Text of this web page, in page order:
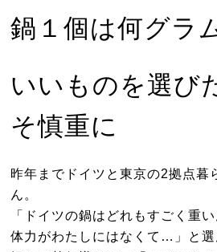
鍋１個は何グラ
いいものを選び
そ慎重に
昨年までドイツと東京の2拠点暮
ん。
「ドイツの鍋はどれもすごく重
体力がわたしにはなくて…」と